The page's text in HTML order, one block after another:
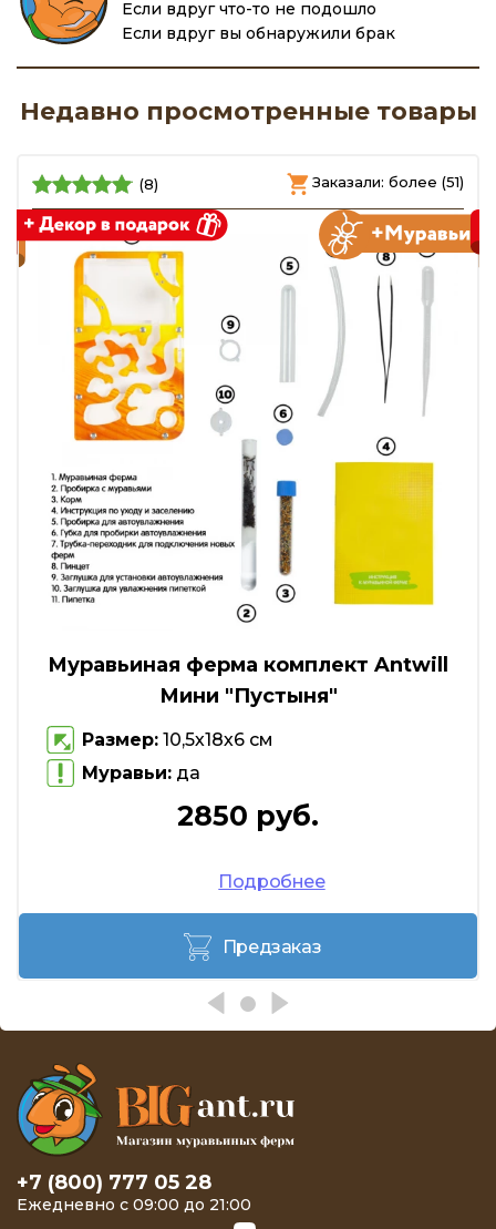
Если вдруг что-то не подошло
Если вдруг вы обнаружили брак
Недавно просмотренные товары
(8) Заказали: более (51)
Муравьиная ферма комплект Antwill
Мини "Пустыня"
Размер: 10,5х18х6 см
Муравьи: да
2850 руб.
Подробнее
Предзаказ
+7 (800) 777 05 28
Ежедневно с 09:00 до 21:00